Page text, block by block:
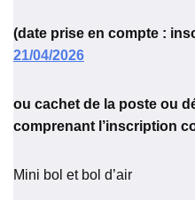
(date prise en compte :
21/04/2026
ou cachet de la poste ou
comprenant l’inscription
Mini bol et bol d’air